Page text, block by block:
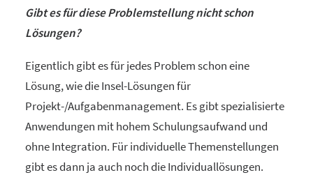
Gibt es für diese Problemstellung nicht schon
Lösungen?
Eigentlich gibt es für jedes Problem schon eine
Lösung, wie die Insel-Lösungen für
Projekt-/Aufgabenmanagement. Es gibt spezialisierte
Anwendungen mit hohem Schulungsaufwand und
ohne Integration. Für individuelle Themenstellungen
gibt es dann ja auch noch die Individuallösungen.